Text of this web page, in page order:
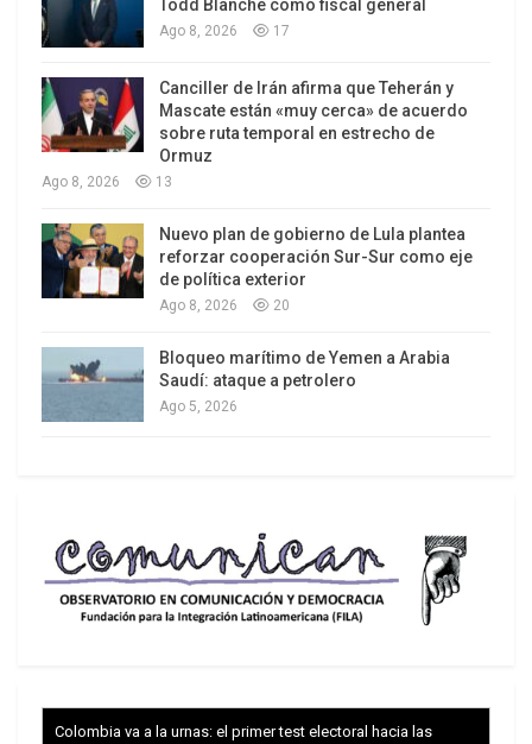
Todd Blanche como fiscal general
Ago 8, 2026 17
Canciller de Irán afirma que Teherán y
Mascate están «muy cerca» de acuerdo
sobre ruta temporal en estrecho de
Ormuz
Ago 8, 2026 13
Nuevo plan de gobierno de Lula plantea
reforzar cooperación Sur-Sur como eje
de política exterior
Ago 8, 2026 20
Bloqueo marítimo de Yemen a Arabia
Saudí: ataque a petrolero
Ago 5, 2026
Colombia va a la urnas: el primer test electoral hacia las